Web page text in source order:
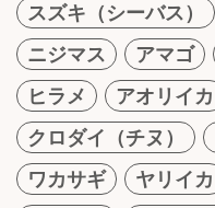
スズキ（シーバス）
ニジマス
アマゴ
ヒラメ
アオリイカ
クロダイ（チヌ）
ワカサギ
ヤリイカ